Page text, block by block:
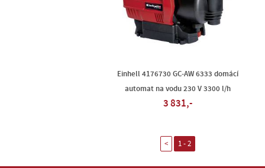
Einhell 4176730 GC-AW 6333 domácí
automat na vodu 230 V 3300 l/h
3 831,-
< 1 - 2